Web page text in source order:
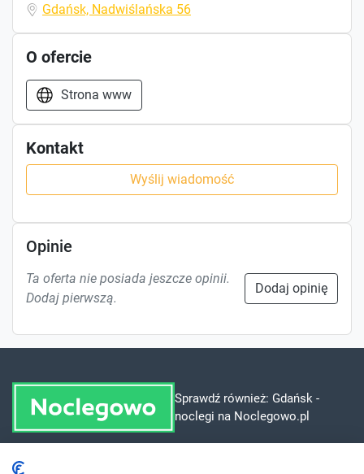
Gdańsk, Nadwiślańska 56
O ofercie
Strona www
Kontakt
Wyślij wiadomość
Opinie
Ta oferta nie posiada jeszcze opinii.
Dodaj pierwszą.
Dodaj opinię
Sprawdź również: Gdańsk -
noclegi na Noclegowo.pl